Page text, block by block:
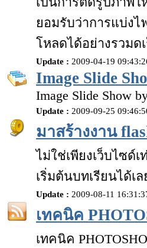
ยอมรับว่าการแบ่งไ
โหลดได้อย่างรวมด
Update : 2009-04-19
Image Slide
Image Slide Show
Update : 2009-09-25
มาสร้างงาน
ไม่ใช่เพียงเว็บไซด์
เริ่มต้นบทเรียนได้เล
Update : 2009-08-11
เทคนิค
เทคนิค